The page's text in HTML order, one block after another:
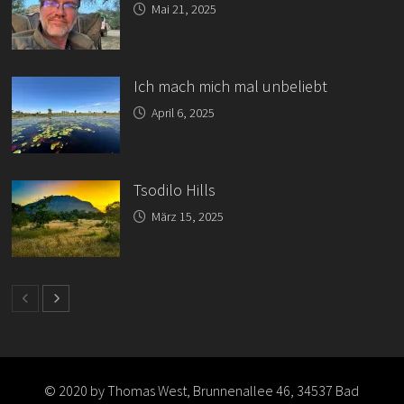
Mai 21, 2025
Ich mach mich mal unbeliebt
April 6, 2025
Tsodilo Hills
März 15, 2025
© 2020 by Thomas West, Brunnenallee 46, 34537 Bad